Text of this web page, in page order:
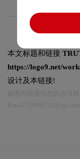
本文标题和链接
https://logo9.net/
设计及本链接!